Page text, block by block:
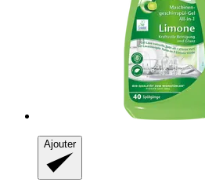
Ajouter